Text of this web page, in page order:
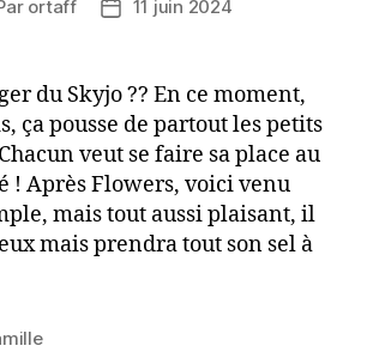
ortaff
Date11 juin 2024
du Skyjo ?? En ce moment,
ça pousse de partout les petits
veut se faire sa place au
! Après Flowers, voici venu
mais tout aussi plaisant, il
mais prendra tout son sel à